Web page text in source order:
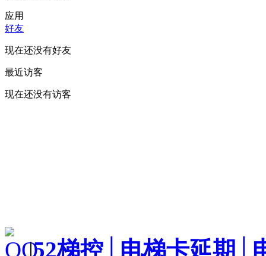
应用
好友
现在还没有好友
最近访客
现在还没有访客
|52梯控│电梯卡延期│